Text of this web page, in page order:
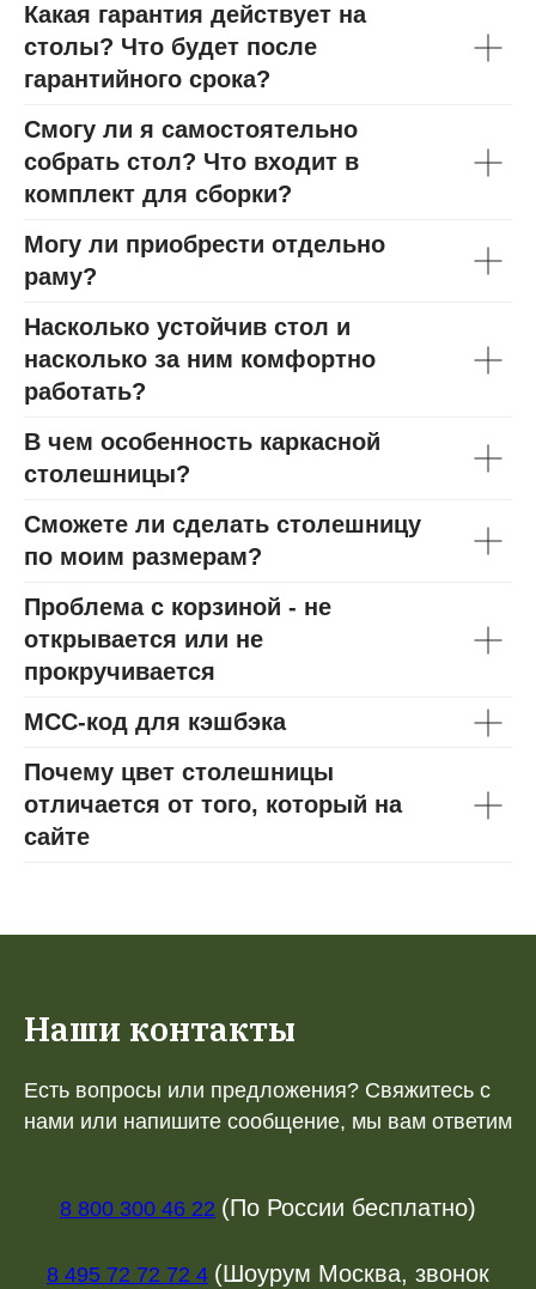
Какая гарантия действует на
столы? Что будет после
гарантийного срока?
Смогу ли я самостоятельно
собрать стол? Что входит в
комплект для сборки?
Могу ли приобрести отдельно
раму?
Насколько устойчив стол и
насколько за ним комфортно
работать?
В чем особенность каркасной
столешницы?
Сможете ли сделать столешницу
по моим размерам?
Проблема с корзиной - не
открывается или не
прокручивается
МСС-код для кэшбэка
Почему цвет столешницы
отличается от того, который на
сайте
Наши контакты
Есть вопросы или предложения? Свяжитесь с
нами или напишите сообщение, мы вам ответим
8 800 300 46 22 (По России бесплатно)
8 495 72 72 72 4 (Шоурум Москва, звонок